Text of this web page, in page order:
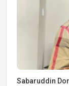
Sabaruddin